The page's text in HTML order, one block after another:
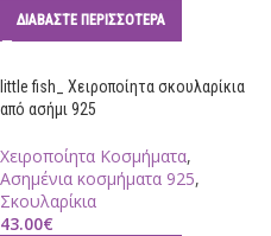
ΔΙΑΒΆΣΤΕ ΠΕΡΙΣΣΌΤΕΡΑ
little fish_ Χειροποίητα σκουλαρίκια
από ασήμι 925
Χειροποίητα Κοσμήματα,
Ασημένια κοσμήματα 925,
Σκουλαρίκια
43.00€